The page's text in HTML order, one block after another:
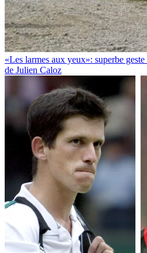
«Les larmes aux yeux»: superbe
de Julien Caloz